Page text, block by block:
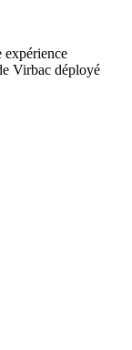
expérience
Virbac déployé